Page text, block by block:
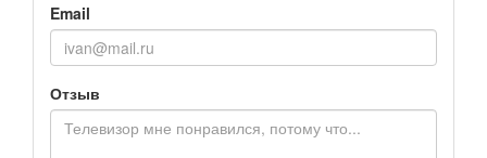
Email
Отзыв